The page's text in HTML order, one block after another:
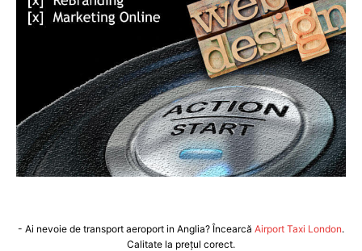
- Ai nevoie de transport aeroport in Anglia? Încearcă Airport Taxi London.
Calitate la prețul corect.